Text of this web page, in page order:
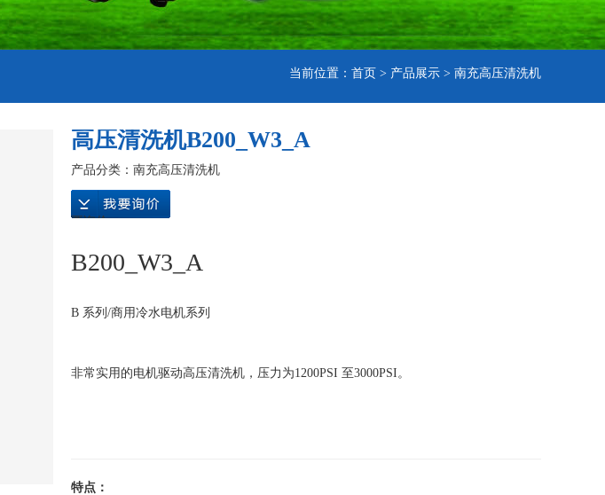
当前位置： 首页 > 产品展示 > 南充高压清洗机
高压清洗机B200_W3_A
产品分类： 南充高压清洗机
要询价
B200_W3_A
B 系列/商用冷水电机系列
非常实用的电机驱动高压清洗机，压力为1200PSI 至3000PSI。
特点：